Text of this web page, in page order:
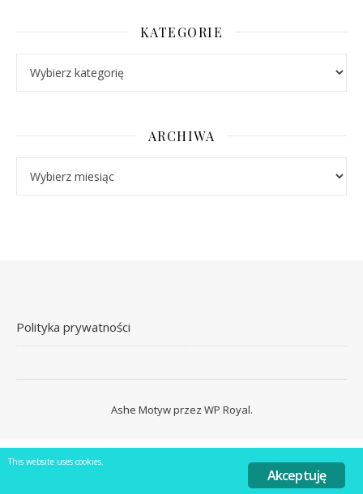
KATEGORIE
ARCHIWA
Polityka prywatności
Ashe Motyw przez WP Royal.
Akceptuję
This website uses cookies.